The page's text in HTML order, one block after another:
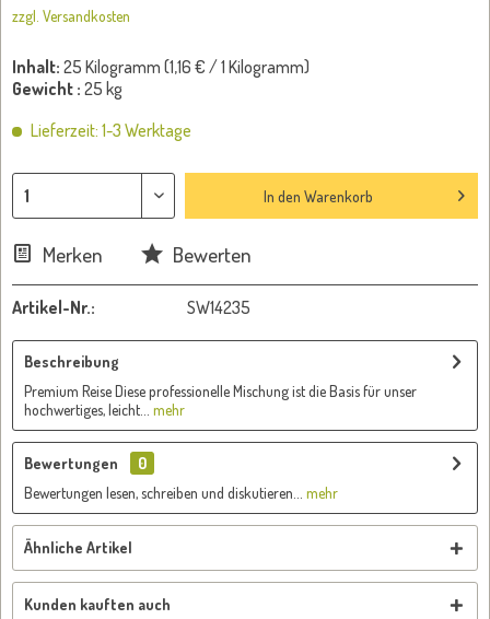
zzgl. Versandkosten
Inhalt: 25 Kilogramm (1,16 € / 1 Kilogramm)
Gewicht : 25 kg
Lieferzeit: 1-3 Werktage
In den Warenkorb
Merken Bewerten
Artikel-Nr.: SW14235
Beschreibung
Premium Reise Diese professionelle Mischung ist die Basis für unser
hochwertiges, leicht...
mehr
Bewertungen
0
Bewertungen lesen, schreiben und diskutieren...
mehr
Ähnliche Artikel
Kunden kauften auch